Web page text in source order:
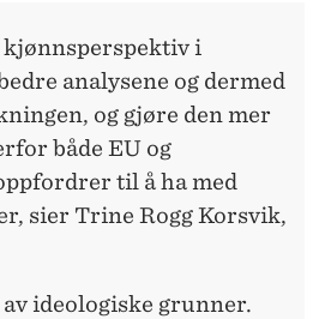
kjønnsperspektiv i
analysene og dermed
og gjøre den mer
både EU og
til å ha med
sier Trine Rogg Korsvik,
ideologiske grunner.